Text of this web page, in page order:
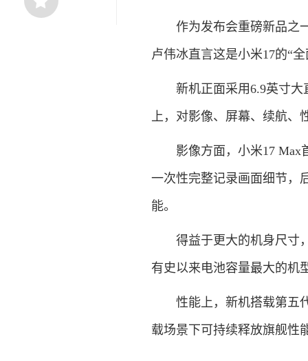
作为发布会重磅新品之一
卢伟冰直言这是小米17的“
新机正面采用6.9英寸大
上，对影像、屏幕、续航、
影像方面，小米17 Max
一次性完整记录画面细节，
能。
得益于更大的机身尺寸，
有史以来电池容量最大的机
性能上，新机搭载第五代
载场景下可持续释放旗舰性